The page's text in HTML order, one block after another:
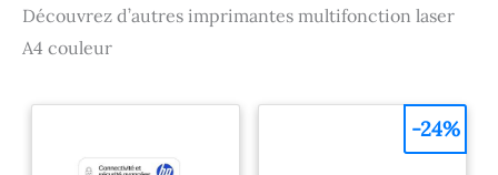
Découvrez d’autres imprimantes multifonction laser
A4 couleur
-24%